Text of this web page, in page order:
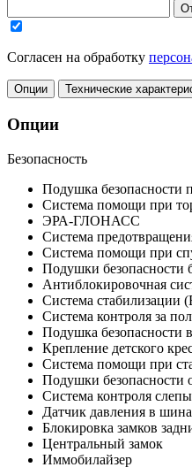
Согласен на обработку
Опции Технические
Опции
Безопасность
Подушка безопасности
Система помощи при
ЭРА-ГЛОНАСС
Система
Система помощи при
Подушки безопасности
Антиблокировочная
Система стабилизации
Система контроля за
Подушка безопасности
Крепление детского
Система помощи при
Подушки безопасности
Система контроля
Датчик давления в
Блокировка замков
Центральный замок
Иммобилайзер